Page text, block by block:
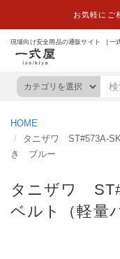
お気軽にご
現場向け安全用品の通販サイト ［一式
HOME
タニザワ ST#573A-
き ブルー
タニザワ
ベルト（軽量